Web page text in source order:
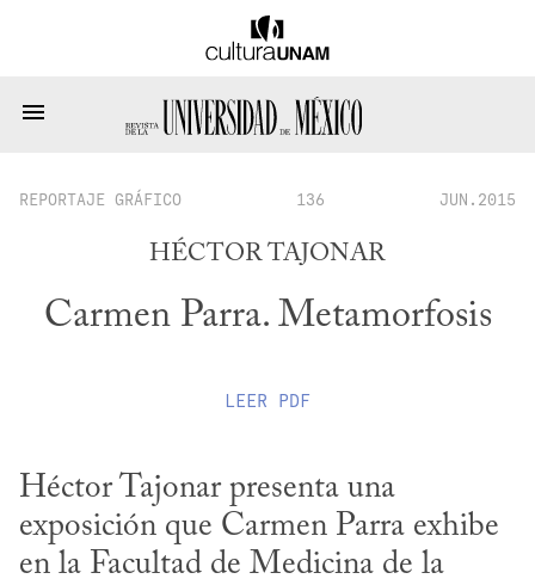
REPORTAJE GRÁFICO 136 JUN.2015
HÉCTOR TAJONAR
Carmen Parra. Metamorfosis
LEER PDF
Héctor Tajonar presenta una
exposición que Carmen Parra exhibe
en la Facultad de Medicina de la